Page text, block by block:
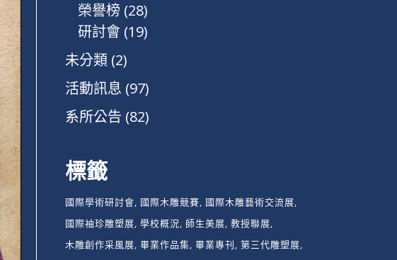
榮譽榜 (28)
研討會 (19)
未分類 (2)
活動訊息 (97)
系所公告 (82)
標籤
國際學術研討會 國際木雕競賽 國際木雕藝術交流展
國際袖珍雕塑展 學校概況 師生美展 教授聯展
木雕創作采風展 畢業作品集 畢業專刊 第三代雕塑展